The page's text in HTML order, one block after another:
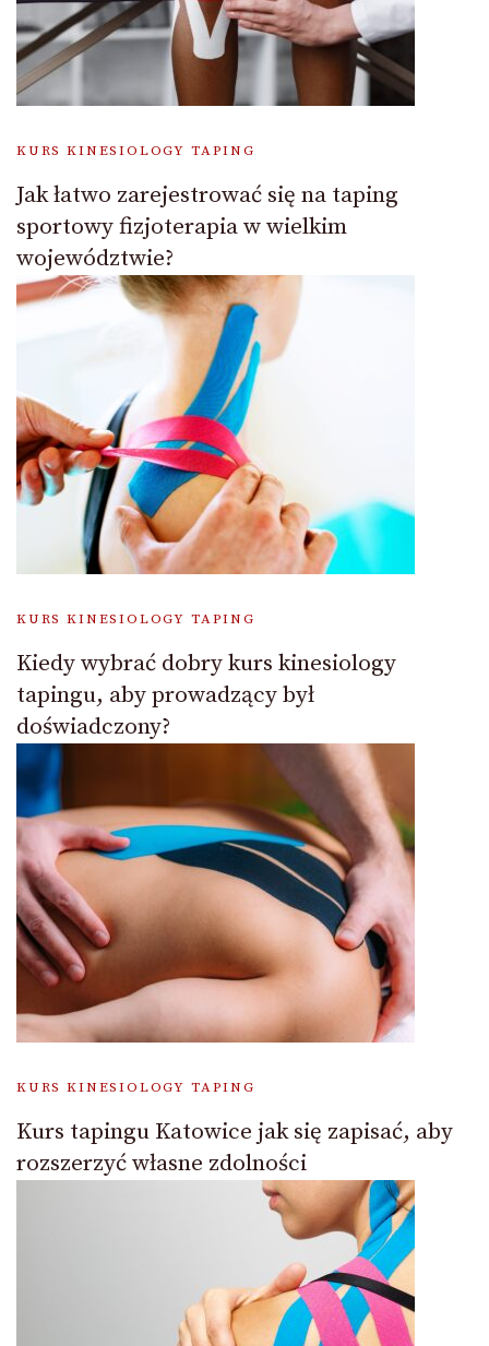
KURS KINESIOLOGY TAPING
Jak łatwo zarejestrować się na taping
sportowy fizjoterapia w wielkim
województwie?
KURS KINESIOLOGY TAPING
Kiedy wybrać dobry kurs kinesiology
tapingu, aby prowadzący był
doświadczony?
KURS KINESIOLOGY TAPING
Kurs tapingu Katowice jak się zapisać, aby
rozszerzyć własne zdolności